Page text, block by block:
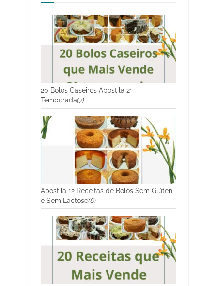
20 Bolos Caseiros Apostila 2ª
Temporada(7)
Apostila 12 Receitas de Bolos Sem Glúten
e Sem Lactose(6)